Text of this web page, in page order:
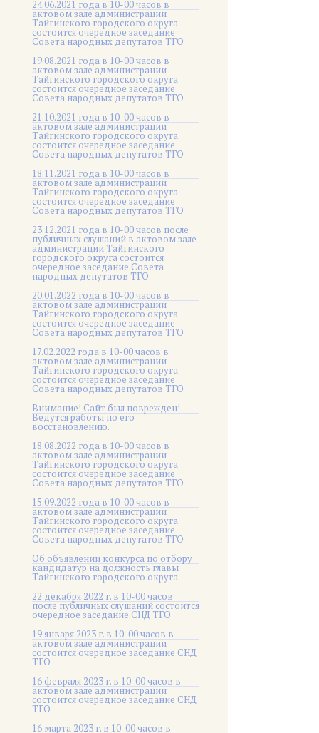
24.06.2021 года в 10-00 часов в
актовом зале администрации
Тайгинского городского округа
состоится очередное заседание
Совета народных депутатов ТГО
19.08.2021 года в 10-00 часов в
актовом зале администрации
Тайгинского городского округа
состоится очередное заседание
Совета народных депутатов ТГО
21.10.2021 года в 10-00 часов в
актовом зале администрации
Тайгинского городского округа
состоится очередное заседание
Совета народных депутатов ТГО
18.11.2021 года в 10-00 часов в
актовом зале администрации
Тайгинского городского округа
состоится очередное заседание
Совета народных депутатов ТГО
23.12.2021 года в 10-00 часов после
публичных слушаний в актовом зале
администрации Тайгинского
городского округа состоится
очередное заседание Совета
народных депутатов ТГО
20.01.2022 года в 10-00 часов в
актовом зале администрации
Тайгинского городского округа
состоится очередное заседание
Совета народных депутатов ТГО
17.02.2022 года в 10-00 часов в
актовом зале администрации
Тайгинского городского округа
состоится очередное заседание
Совета народных депутатов ТГО
Внимание! Сайт был поврежден!
Ведутся работы по его
восстановлению.
18.08.2022 года в 10-00 часов в
актовом зале администрации
Тайгинского городского округа
состоится очередное заседание
Совета народных депутатов ТГО
15.09.2022 года в 10-00 часов в
актовом зале администрации
Тайгинского городского округа
состоится очередное заседание
Совета народных депутатов ТГО
Об объявлении конкурса по отбору
кандидатур на должность главы
Тайгинского городского округа
22 декабря 2022 г. в 10-00 часов
после публичных слушаний состоится
очередное заседание СНД ТГО
19 января 2023 г. в 10-00 часов в
актовом зале администрации
состоится очередное заседание СНД
ТГО
16 февраля 2023 г. в 10-00 часов в
актовом зале администрации
состоится очередное заседание СНД
ТГО
16 марта 2023 г. в 10-00 часов в